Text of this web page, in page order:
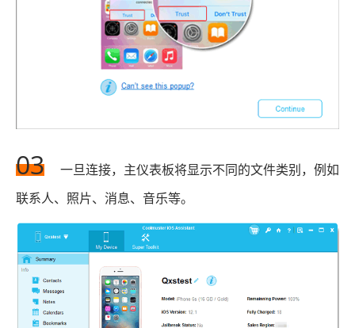
03
一旦连接，主仪表板将显示不同的文件类别，例如
联系人、照片、消息、音乐等。